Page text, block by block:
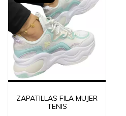
ZAPATILLAS FILA MUJER
TENIS